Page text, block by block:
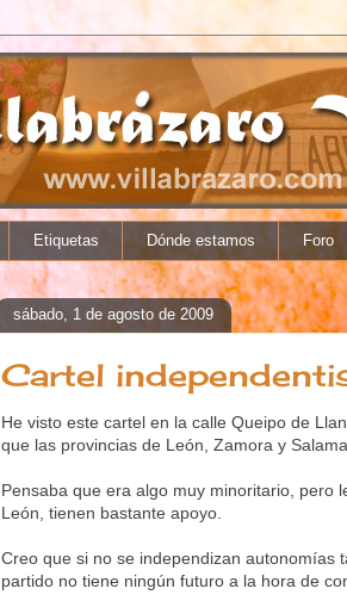
Etiquetas Dónde estamos Foro
sábado, 1 de agosto de 2009
Cartel
He visto este cartel en la calle Queipo de
que las provincias de León, Zamora y
Pensaba que era algo muy minoritario, pero
León, tienen bastante apoyo.
Creo que si no se independizan autonomías
partido no tiene ningún futuro a la hora de